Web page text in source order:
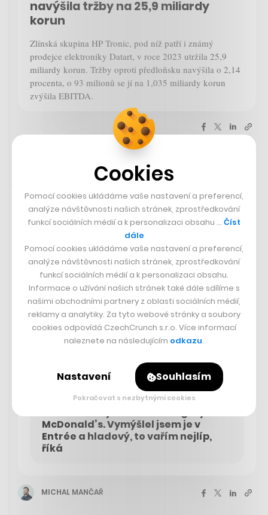
navýšila tržby na 25,9 miliardy
korun
Zlínská skupina HP Tronic, pod níž patří i známý
prodejce elektroniky Datart, v roce 2023 utržila 25,9
miliardy korun. Tržby oproti předloňsku navýšila o 2,14
procenta, o 93 milionů se jí na 1,035 miliardy korun
zvýšila EBITDA.
V McDonald's právě odstartoval prodej dvou nových
burgerů od Přemka Forejta. My už je ochutnali, jsou
fresh a máme je rádi.
McDonald’s. Vymýšlel jsem je v
Entrée a hladový, to vařím nejlíp,
říká
MICHAL MANČAŘ
Cookies
Pomocí cookies ukládáme vaše nastavení a preferencí,
analýze návštěvnosti našich stránek, zprostředkování
funkcí sociálních médií a k personalizaci obsahu … Číst
dále
Pomocí cookies ukládáme vaše nastavení a preferencí,
analýze návštěvnosti našich stránek, zprostředkování
funkcí sociálních médií a k personalizaci obsahu.
Informace o užívání našich stránek také dále sdílíme s
našimi obchodními partnery z oblasti sociálních médií,
reklamy a analytiky. Za tyto webové stránky a soubory
cookies odpovídá CzechCrunch s.r.o. Více informací
naleznete na následujícím odkazu.
Nastavení Souhlasím
Pokračovat s nezbytnými cookies